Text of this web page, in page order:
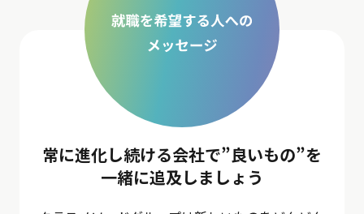
常に進化し続ける会社で”良いもの”を
一緒に追及しましょう